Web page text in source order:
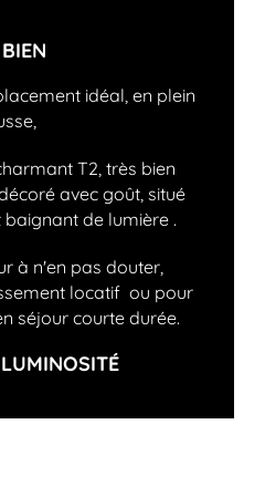
idéal, en plein
T2, très bien
avec goût, situé
de lumière .
à n'en pas douter,
locatif ou pour
séjour courte durée.